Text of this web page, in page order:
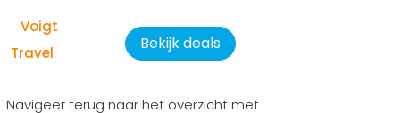
Bekijk deals
Navigeer terug naar het overzicht met